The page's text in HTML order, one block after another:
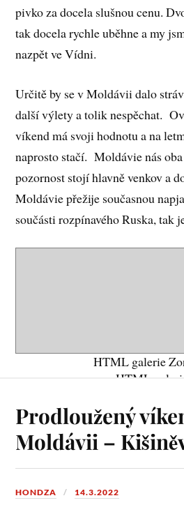
pivko za docela slušnou cenu.
tak docela rychle uběhne a my
nazpět ve Vídni.
Určitě by se v Moldávii dalo
další výlety a tolik nespěchat.
víkend má svoji hodnotu a na
naprosto stačí. Moldávie nás
pozornost stojí hlavně venkov a
Moldávie přežije současnou
součásti rozpínavého Ruska, tak
HTML galerie
HTML
Prodloužený
Moldávii –
HONDZA 14.3.2022